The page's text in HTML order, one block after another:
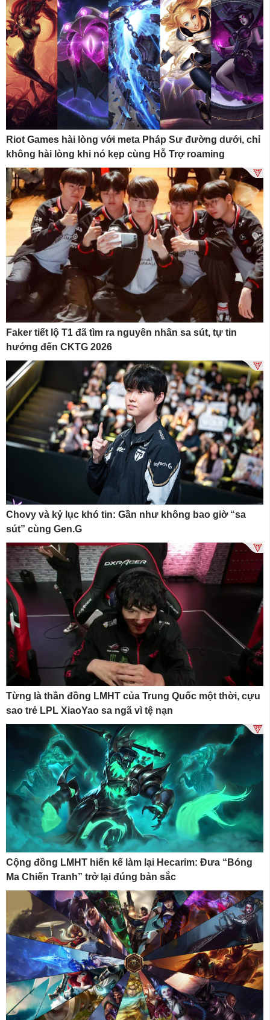
Riot Games hài lòng với meta Pháp Sư đường dưới, chỉ
không hài lòng khi nó kẹp cùng Hỗ Trợ roaming
Faker tiết lộ T1 đã tìm ra nguyên nhân sa sút, tự tin
hướng đến CKTG 2026
Chovy và kỷ lục khó tin: Gần như không bao giờ “sa
sút” cùng Gen.G
Từng là thần đồng LMHT của Trung Quốc một thời, cựu
sao trẻ LPL XiaoYao sa ngã vì tệ nạn
Cộng đồng LMHT hiến kế làm lại Hecarim: Đưa “Bóng
Ma Chiến Tranh” trở lại đúng bản sắc